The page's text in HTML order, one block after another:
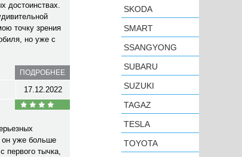
достоинствах.
точку зрения
но уже с
ПОДРОБНЕЕ
17.12.2022
он уже больше
первого тычка,
SKODA
SMART
SSANGYONG
SUBARU
SUZUKI
TAGAZ
TESLA
TOYOTA